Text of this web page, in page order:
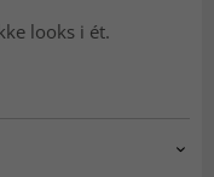
looks i ét.